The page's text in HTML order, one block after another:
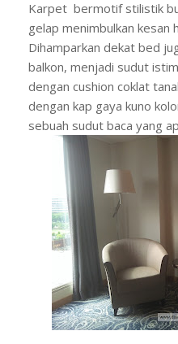
Karpet bermotif stilistik
gelap menimbulkan kesan
Dihamparkan dekat bed
balkon, menjadi sudut
dengan cushion coklat
dengan kap gaya kuno
sebuah sudut baca yang